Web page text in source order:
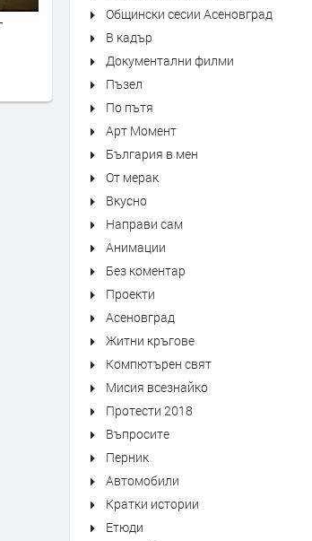
"Bésame Mucho" Alfredo
Jazz Festival
Общински сесии Асеновград
В кадър
Документални филми
Пъзел
По пътя
Арт Момент
България в мен
От мерак
Вкусно
Направи сам
Анимации
Без коментар
Проекти
Асеновград
Житни кръгове
Компютърен свят
Мисия всезнайко
Протести 2018
Въпросите
Перник
Автомобили
Кратки истории
Етюди